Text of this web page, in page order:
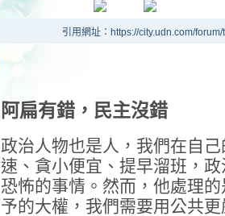
引用網址：https://city.udn.com/
阿扁有錯，民主沒錯
政治人物也是人，我們在自
速、貪小便宜、提早溜班，
恐怖的事情。然而，他處理
予的大權，我們需要用公共